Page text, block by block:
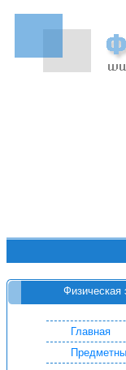
Физическая
Главная